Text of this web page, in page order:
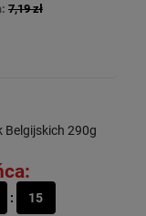
7,19 zł
Belgijskich 290g
15